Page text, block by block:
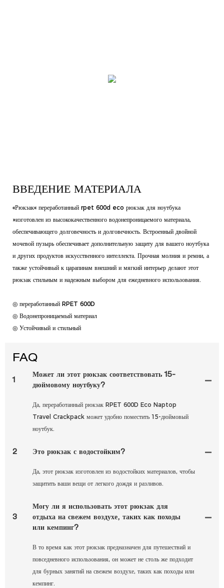
ВВЕДЕНИЕ МАТЕРИАЛА
«Рюкзак« переработанный rpet 600d eco рюкзак для ноутбука
»изготовлен из высококачественного водонепроницаемого материала,
обеспечивающего долговечность и долговечность. Встроенный двойной
мочевой пузырь обеспечивает дополнительную защиту для вашего ноутбука
и других продуктов искусственного интеллекта. Прочная молния и ремни, а
также устойчивый к царапинам внешний и мягкий интерьер делают этот
рюкзак стильным и надежным выбором для ежедневного использования.
◎ переработанный RPET 600D
◎ Водонепроницаемый материал
◎ Устойчивый и стильный
FAQ
1
Может ли этот рюкзак соответствовать 15-
дюймовому ноутбуку?
Да, переработанный рюкзак RPET 600D Eco Naptop
Travel Crackpack может удобно поместить 15-дюймовый
ноутбук.
2 Это рюкзак с водостойким?
Да, этот рюкзак изготовлен из водостойких материалов, чтобы
защитить ваши вещи от легкого дождя и разливов.
3
Могу ли я использовать этот рюкзак для
отдыха на свежем воздухе, таких как походы
или кемпинг?
В то время как этот рюкзак предназначен для путешествий и
повседневного использования, он может не столь же подходит
для бурных занятий на свежем воздухе, таких как походы или
кемпинг.